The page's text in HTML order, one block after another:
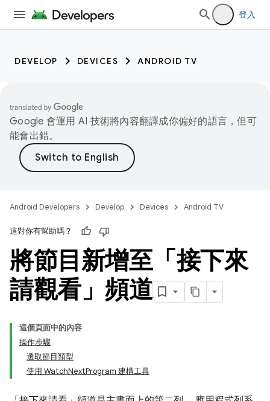
登入
DEVELOP DEVICES ANDROID TV
Google 會運用 AI 技術將內容翻譯成你偏好的語言，但可
能會出錯。
Android Developers Develop Devices Android TV
這對你有幫助嗎？
將節目新增至「接下來
請觀看」頻道
這個頁面中的內容
操作步驟
選取節目類型
使用 WatchNextProgram 建構工具